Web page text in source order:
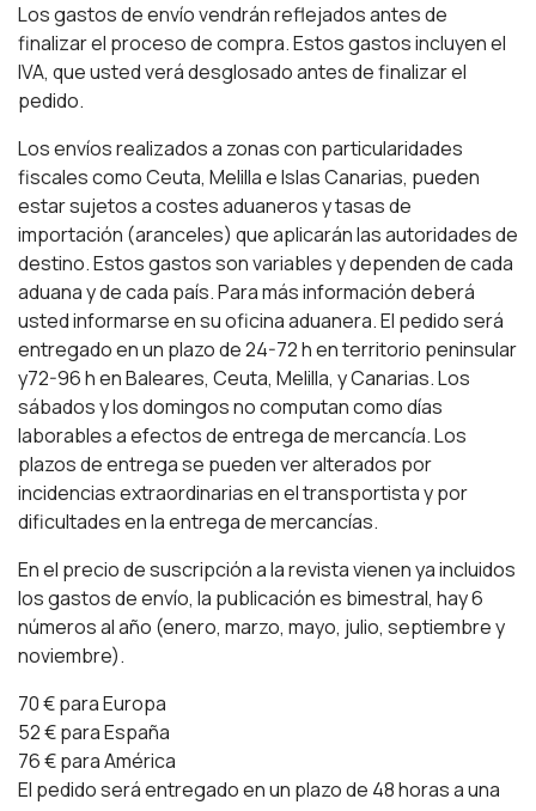
Los gastos de envío vendrán reflejados antes de
finalizar el proceso de compra. Estos gastos incluyen el
IVA, que usted verá desglosado antes de finalizar el
pedido.
Los envíos realizados a zonas con particularidades
fiscales como Ceuta, Melilla e Islas Canarias, pueden
estar sujetos a costes aduaneros y tasas de
importación (aranceles) que aplicarán las autoridades de
destino. Estos gastos son variables y dependen de cada
aduana y de cada país. Para más información deberá
usted informarse en su oficina aduanera. El pedido será
entregado en un plazo de 24-72 h en territorio peninsular
y72-96 h en Baleares, Ceuta, Melilla, y Canarias. Los
sábados y los domingos no computan como días
laborables a efectos de entrega de mercancía. Los
plazos de entrega se pueden ver alterados por
incidencias extraordinarias en el transportista y por
dificultades en la entrega de mercancías.
En el precio de suscripción a la revista vienen ya incluidos
los gastos de envío, la publicación es bimestral, hay 6
números al año (enero, marzo, mayo, julio, septiembre y
noviembre).
70 € para Europa
52 € para España
76 € para América
El pedido será entregado en un plazo de 48 horas a una